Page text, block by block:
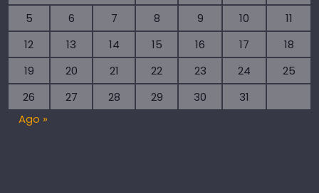
5
6 7 8 9 10
11
12
13 14 15 16 17
18
19
20 21 22 23 24
25
26
27 28 29 30
31
Ago »